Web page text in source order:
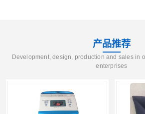
产品推荐
Development, design, production and sales in
enterprises